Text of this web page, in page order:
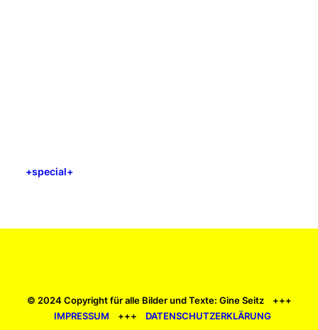
+special+
© 2024 Copyright für alle Bilder und Texte: Gine Seitz +++
IMPRESSUM +++ DATENSCHUTZERKLÄRUNG